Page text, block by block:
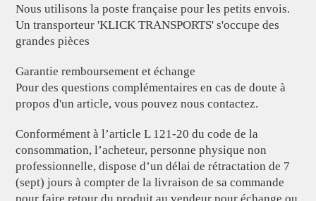
Nous utilisons la poste française pour les petits envois.
Un transporteur 'KLICK TRANSPORTS' s'occupe des
grandes pièces
Garantie remboursement et échange
Pour des questions complémentaires en cas de doute à
propos d'un article, vous pouvez nous contactez.
Conformément à l’article L 121-20 du code de la
consommation, l’acheteur, personne physique non
professionnelle, dispose d’un délai de rétractation de 7
(sept) jours à compter de la livraison de sa commande